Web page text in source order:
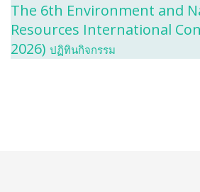
The 6th Environment and
Resources International
2026) ปฏิทินกิจกรรม